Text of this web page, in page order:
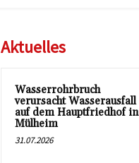
Aktuelles
Wasserrohrbruch
verursacht Wasserausfall
auf dem Hauptfriedhof in
Mülheim
31.07.2026